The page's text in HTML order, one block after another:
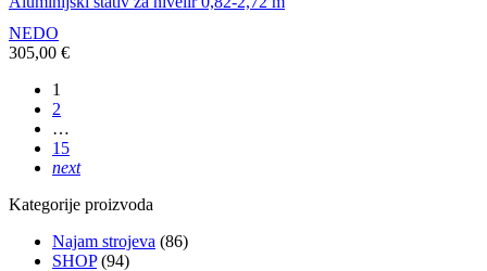
NEDO
305,00 €
1
2
…
15
next
Kategorije proizvoda
Najam strojeva (86)
SHOP (94)